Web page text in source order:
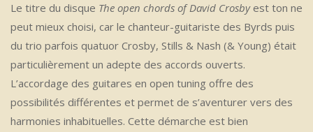
Le titre du disque The open chords of David Crosbyest ton ne
peut mieux choisi, car le chanteur-guitariste des Byrds puis
du trio parfois quatuor Crosby, Stills & Nash (& Young) était
particulièrement un adepte des accords ouverts.
L’accordage des guitares en open tuning offre des
possibilités différentes et permet de s’aventurer vers des
harmonies inhabituelles. Cette démarche est bien